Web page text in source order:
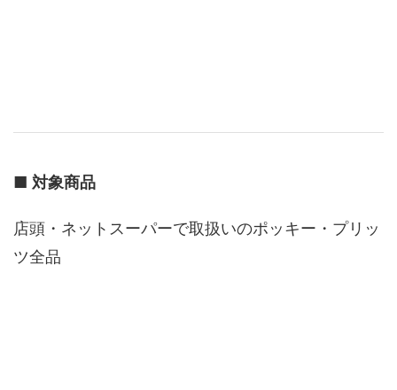
■ 対象商品
店頭・ネットスーパーで取扱いのポッキー・プリッ
ツ全品